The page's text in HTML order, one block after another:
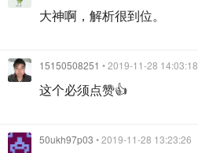
大神啊，解析很到位。
15150508251 • 2019-11-28 14:03:18
这个必须点赞👍
50ukh97p03 • 2019-11-28 13:23:26